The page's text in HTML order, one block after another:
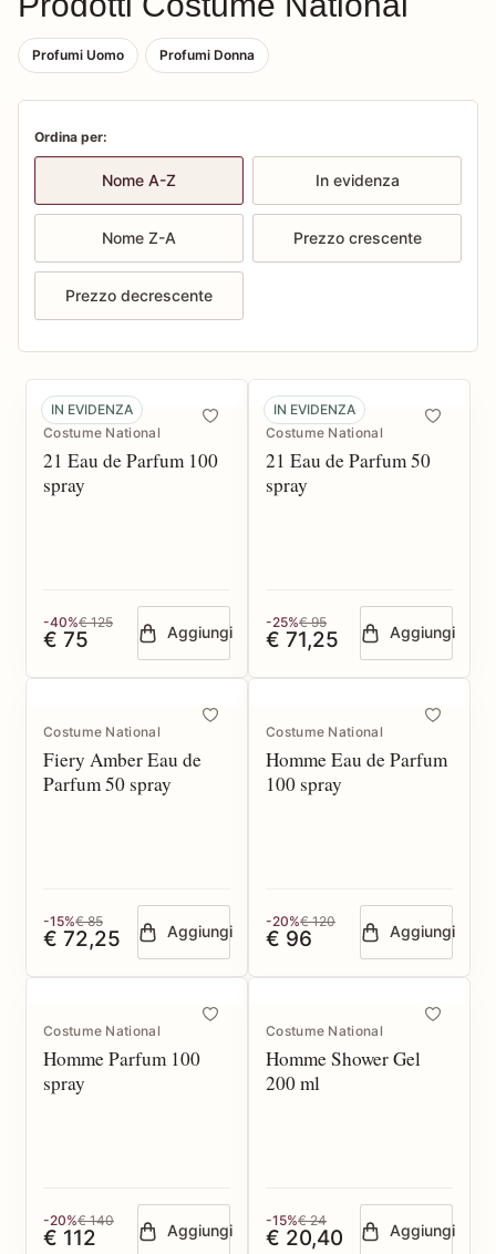
Profumi Uomo Profumi Donna
Ordina per:
Nome A-Z In evidenza
Nome Z-A Prezzo crescente
Prezzo decrescente
IN EVIDENZA
Costume National
21 Eau de Parfum 100
spray
-40%€ 125
€ 75 Aggiungi
IN EVIDENZA
Costume National
21 Eau de Parfum 50
spray
-25%€ 95
€ 71,25 Aggiungi
Costume National
Fiery Amber Eau de
Parfum 50 spray
-15%€ 85
€ 72,25 Aggiungi
Costume National
Homme Eau de Parfum
100 spray
-20%€ 120
€ 96 Aggiungi
Costume National
Homme Parfum 100
spray
-20%€ 140
€ 112 Aggiungi
Costume National
Homme Shower Gel
200 ml
-15%€ 24
€ 20,40 Aggiungi